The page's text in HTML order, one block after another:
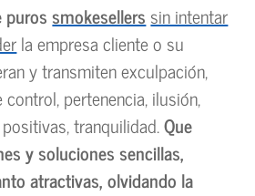
purossmokesellers sin intentar
la empresa cliente o su
y transmiten exculpación,
pertenencia, ilusión,
tranquilidad.Que
y soluciones sencillas,
atractivas, olvidando la